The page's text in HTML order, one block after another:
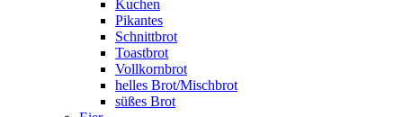
Kuchen
Pikantes
Schnittbrot
Toastbrot
Vollkornbrot
helles Brot/Mischbrot
süßes Brot